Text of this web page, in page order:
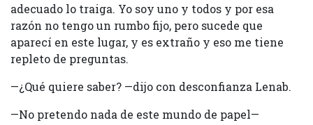
adecuado lo traiga. Yo soy uno y todos y por esa
razón no tengo un rumbo fijo, pero sucede que
aparecí en este lugar, y es extraño y eso me tiene
repleto de preguntas.
—¿Qué quiere saber? —dijo con desconfianza Lenab.
—No pretendo nada de este mundo de papel—